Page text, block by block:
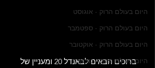
היום בעולם הרוק - אוגוסט
היום בעולם הרוק - ספטמבר
היום בעולם הרוק - אוקטובר
היום בעולם הרוק - נובמבר
ברוכים הבאים לבאנדל 20 ומעניין של